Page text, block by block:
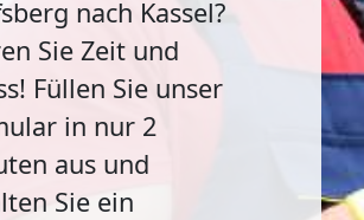
nach Kassel?
Sie Zeit und
Füllen Sie unser
in nur 2
aus und
Sie ein